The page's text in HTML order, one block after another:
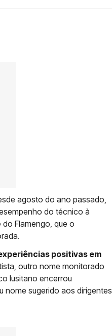
agosto do ano passado,
do técnico à
Flamengo, que o
positivas em
outro nome monitorado
lusitano encerrou
nome sugerido aos dirigentes